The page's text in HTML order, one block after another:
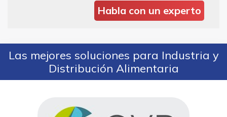
Habla con un experto
Las mejores soluciones para Industria y
Distribución Alimentaria